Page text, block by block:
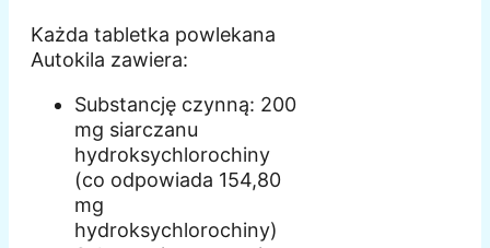
Każda tabletka powlekana
Autokila zawiera:
Substancję czynną: 200
mg siarczanu
hydroksychlorochiny
(co odpowiada 154,80
mg
hydroksychlorochiny)